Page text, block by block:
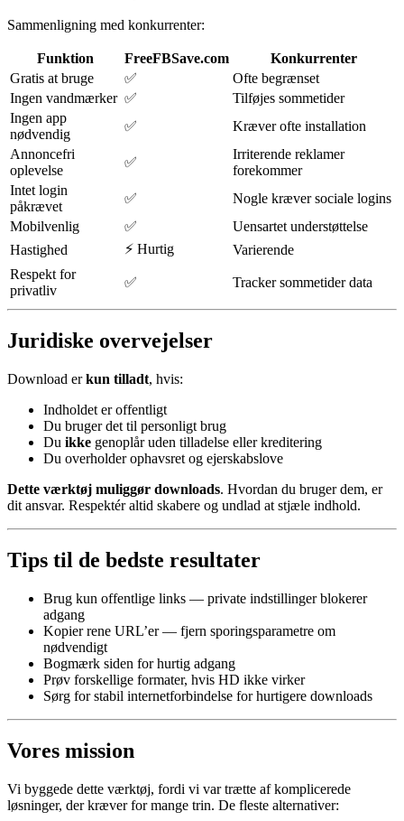
Sammenligning med konkurrenter:
Funktion FreeFBSave.com
Konkurrenter
Gratis at bruge
✅
Ofte begrænset
Ingen vandmærker ✅
Tilføjes sommetider
Ingen app
nødvendig
✅
Kræver ofte installation
Annoncefri
oplevelse
✅
Irriterende reklamer
forekommer
Intet login
påkrævet
✅
Nogle kræver sociale logins
Mobilvenlig
✅
Uensartet understøttelse
Hastighed
⚡ Hurtig
Varierende
Respekt for
privatliv
✅ Tracker sommetider data
Juridiske overvejelser
Download erkun tilladt, hvis:
Indholdet er offentligt
Du bruger det til personligt brug
Du ikke genoplår uden tilladelse eller kreditering
Du overholder ophavsret og ejerskabslove
Dette værktøj muliggør downloads. Hvordan du bruger dem, er
dit ansvar. Respektér altid skabere og undlad at stjæle indhold.
Tips til de bedste resultater
Brug kun offentlige links — private indstillinger blokerer
adgang
Kopier rene URL’er — fjern sporingsparametre om
nødvendigt
Bogmærk siden for hurtig adgang
Prøv forskellige formater, hvis HD ikke virker
Sørg for stabil internetforbindelse for hurtigere downloads
Vores mission
Vi byggede dette værktøj, fordi vi var trætte af komplicerede
løsninger, der kræver for mange trin. De fleste alternativer: